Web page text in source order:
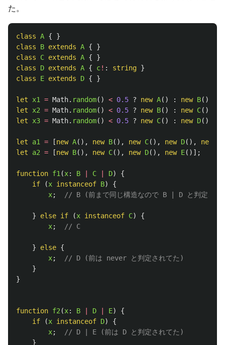
た。
class A {
}
class
B extends A {
}
class
C extends A {
}
class
D extends A { c! : string }
class
E extends D { }
let x1 = Math. random() < 0.5 ? new A() : new B();
let
x2 = Math. random() < 0.5 ? new B() : new C();
let
x3 = Math. random() < 0.5 ? new C() : new D();
let a1 = [new A(), new B(), new C(), new D(), new
let
a2 = [new B(), new C(), new D(), new E()];
function f1 (x: B C D)
{
if
(x instanceof B)
{
x; // B (前まで同じ構造なので B | D と判定され
} else if (x instanceof C)
{
x; // C
} else {
x;
// D (前は never と判定されてた)
}
}
function f2 (x: B D E)
{
if
(x instanceof D)
{
x;
// D | E (前は D と判定されてた)
}